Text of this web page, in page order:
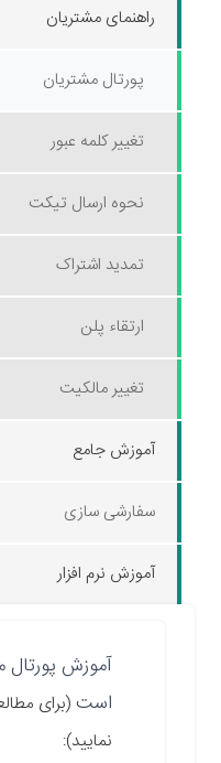
راهنمای مشتریان
پورتال مشتریان
تغییر کلمه عبور
نحوه ارسال تیکت
تمدید اشتراک
ارتقاء پلن
تغییر مالکیت
آموزش جامع
سفارشی سازی
آموزش نرم افزار
آموزش پورتال
است(برای
نمایید):